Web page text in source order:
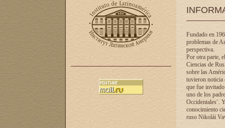
Fundado en
problemas de
perspectiva.
Por otra parte,
Ciencias de
sobre las
tuvieron noticia
que fue
uno de los
Occidentales¨.
conocimiento
ruso Nikolái